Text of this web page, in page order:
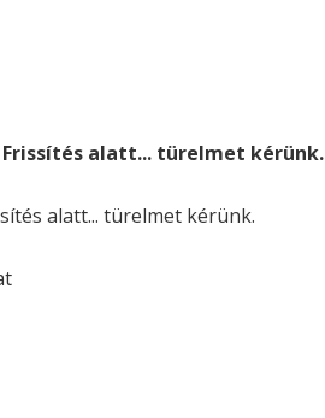
alatt... türelmet kérünk.
alatt... türelmet kérünk.